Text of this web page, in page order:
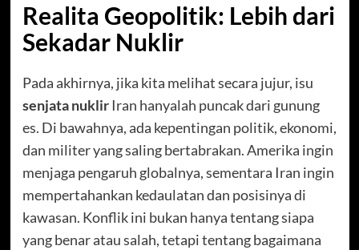
Realita Geopolitik: Lebih dari
Sekadar Nuklir
Pada akhirnya, jika kita melihat secara jujur, isu
senjata nuklirIran hanyalah puncak dari gunung
es. Di bawahnya, ada kepentingan politik, ekonomi,
dan militer yang saling bertabrakan. Amerika ingin
menjaga pengaruh globalnya, sementara Iran ingin
mempertahankan kedaulatan dan posisinya di
kawasan. Konflik ini bukan hanya tentang siapa
yang benar atau salah, tetapi tentang bagaimana